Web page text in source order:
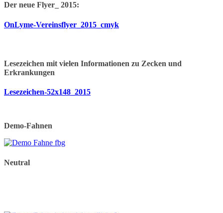
Der neue Flyer_ 2015:
OnLyme-Vereinsflyer_2015_cmyk
Lesezeichen mit vielen Informationen zu Zecken und
Erkrankungen
Lesezeichen-52x148_2015
Demo-Fahnen
Neutral